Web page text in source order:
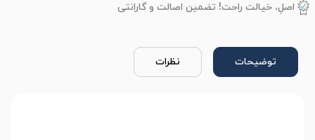
اصلِ، خیالت راحت! تضمین اصالت و گارانتی
توضیحات نظرات